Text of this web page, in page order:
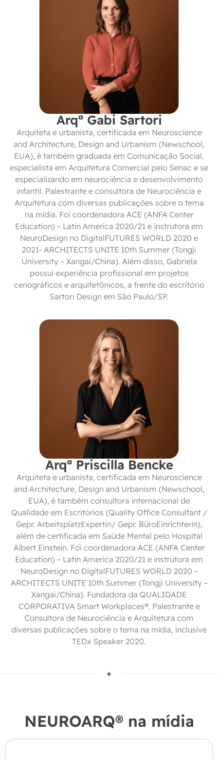
Arqª Gabi Sartori
Arquiteta e urbanista, certificada em Neuroscience
and Architecture, Design and Urbanism (Newschool,
EUA), é também graduada em Comunicação Social,
especialista em Arquitetura Comercial pelo Senac e se
especializando em neurociência e desenvolvimento
infantil. Palestrante e consultora de Neurociência e
Arquitetura com diversas publicações sobre o tema
na mídia. Foi coordenadora ACE (ANFA Center
Education) – Latin America 2020/21 e instrutora em
NeuroDesign no DigitalFUTURES WORLD 2020 e
2021- ARCHITECTS UNITE 10th Summer (Tongji
University – Xangai/China). Além disso, Gabriela
possui experiência profissional em projetos
cenográficos e arquitetônicos, a frente do escritório
Sartori Design em São Paulo/SP.
Arqª Priscilla Bencke
Arquiteta e urbanista, certificada em Neuroscience
and Architecture, Design and Urbanism (Newschool,
EUA), é também consultora internacional de
Qualidade em Escritórios (Quality Office Consultant /
Gepr. ArbeitsplatzExpertin/ Gepr. BüroEinrichterin),
além de certificada em Saúde Mental pelo Hospital
Albert Einstein. Foi coordenadora ACE (ANFA Center
Education) – Latin America 2020/21 e instrutora em
NeuroDesign no DigitalFUTURES WORLD 2020 –
ARCHITECTS UNITE 10th Summer (Tongji University –
Xangai/China). Fundadora da QUALIDADE
CORPORATIVA Smart Workplaces®️. Palestrante e
Consultora de Neurociência e Arquitetura com
diversas publicações sobre o tema na mídia, inclusive
TEDx Speaker 2020.
NEUROARQ® na mídia